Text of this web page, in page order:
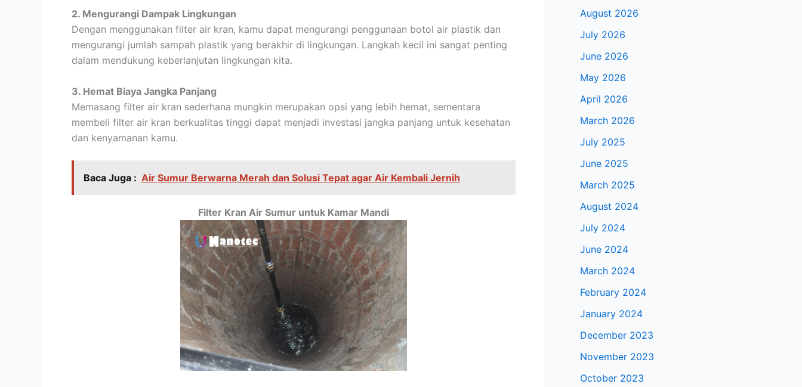
2. Mengurangi Dampak Lingkungan
Dengan menggunakan filter air kran, kamu dapat mengurangi penggunaan botol air plastik dan
mengurangi jumlah sampah plastik yang berakhir di lingkungan. Langkah kecil ini sangat penting
dalam mendukung keberlanjutan lingkungan kita.
3. Hemat Biaya Jangka Panjang
Memasang filter air kran sederhana mungkin merupakan opsi yang lebih hemat, sementara
membeli filter air kran berkualitas tinggi dapat menjadi investasi jangka panjang untuk kesehatan
dan kenyamanan kamu.
Baca Juga : Air Sumur Berwarna Merah dan Solusi Tepat agar Air Kembali Jernih
Filter Kran Air Sumur untuk Kamar Mandi
August 2026
July 2026
June 2026
May 2026
April 2026
March 2026
July 2025
June 2025
March 2025
August 2024
July 2024
June 2024
March 2024
February 2024
January 2024
December 2023
November 2023
October 2023